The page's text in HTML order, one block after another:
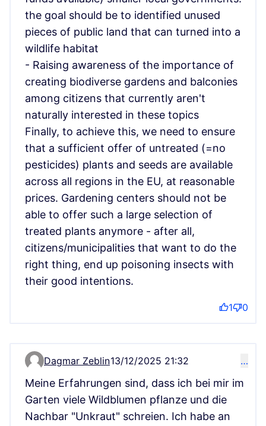
the goal should be to identified unused
pieces of public land that can turned into a
wildlife habitat
- Raising awareness of the importance of
creating biodiverse gardens and balconies
among citizens that currently aren't
naturally interested in these topics
Finally, to achieve this, we need to ensure
that a sufficient offer of untreated (=no
pesticides) plants and seeds are available
across all regions in the EU, at reasonable
prices. Gardening centers should not be
able to offer such a large selection of
treated plants anymore - after all,
citizens/municipalities that want to do the
right thing, end up poisoning insects with
their good intentions.
1 0
Komentář 17821
Dagmar Zeblin13/12/2025 21:32 …
Meine Erfahrungen sind, dass ich bei mir im
Garten viele Wildblumen pflanze und die
Nachbar "Unkraut" schreien. Ich habe an